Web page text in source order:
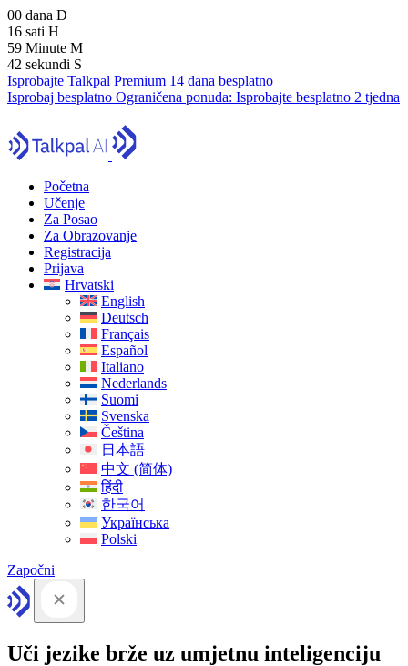
00 dana D
16 sati H
59 Minute M
41 sekundi S
Isprobajte Talkpal Premium 14 dana besplatno
Isprobaj besplatno Ograničena ponuda: Isprobajte besplatno 2 tjedna
Početna
Učenje
Za Posao
Za Obrazovanje
Registracija
Prijava
Hrvatski
English
Deutsch
Français
Español
Italiano
Nederlands
Suomi
Svenska
Čeština
日本語
中文 (简体)
हिंदी
한국어
Українська
Polski
Započni
Uči jezike brže uz umjetnu inteligenciju